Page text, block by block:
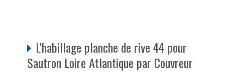
L'habillage planche de rive 44 pour
Sautron Loire Atlantique par Couvreur